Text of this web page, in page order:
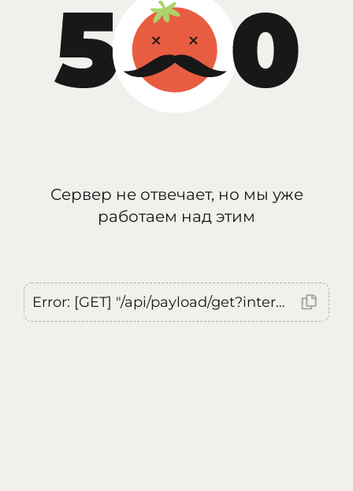
Сервер не отвечает, но мы уже
работаем над этим
Error: [GET] "/api/payload/get?internal=true&currentLocale=ru": <no response> Failed to fetch